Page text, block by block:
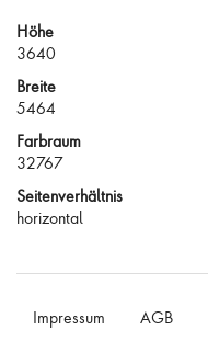
Höhe
3640
Breite
5464
Farbraum
32767
Seitenverhältnis
horizontal
Impressum AGB